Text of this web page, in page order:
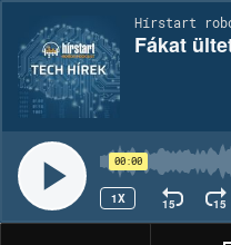
00:00
1X 15 15